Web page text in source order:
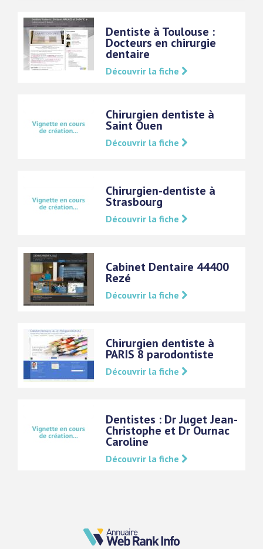
Dentiste à Toulouse :
Docteurs en chirurgie
dentaire
Découvrir la fiche
Chirurgien dentiste à
Saint Ouen
Découvrir la fiche
Chirurgien-dentiste à
Strasbourg
Découvrir la fiche
Cabinet Dentaire 44400
Rezé
Découvrir la fiche
Chirurgien dentiste à
PARIS 8 parodontiste
Découvrir la fiche
Dentistes : Dr Juget Jean-
Christophe et Dr Ournac
Caroline
Découvrir la fiche